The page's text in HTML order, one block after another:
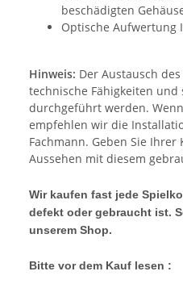
beschädigten
Optische Aufwertung
Hinweis: Der Austausch
technische Fähigkeiten
durchgeführt werden.
empfehlen wir die
Fachmann. Geben Sie Ihrer
Aussehen mit diesem
Wir kaufen fast jede
defekt oder gebraucht ist.
unserem Shop.
Bitte vor dem Kauf lesen :